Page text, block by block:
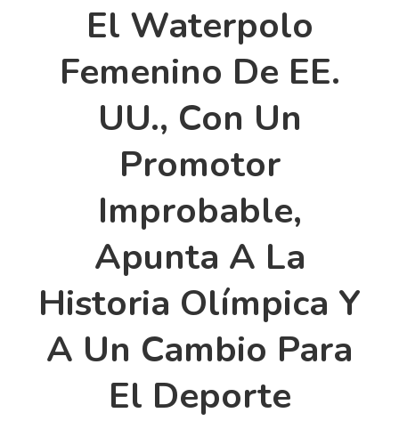
El Waterpolo
Femenino De EE.
UU., Con Un
Promotor
Improbable,
Apunta A La
Historia Olímpica Y
A Un Cambio Para
El Deporte